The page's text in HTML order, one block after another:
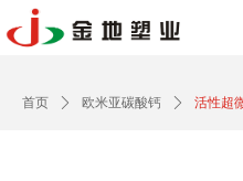
首页 ꄲ 欧米亚碳酸钙 ꄲ 活性超